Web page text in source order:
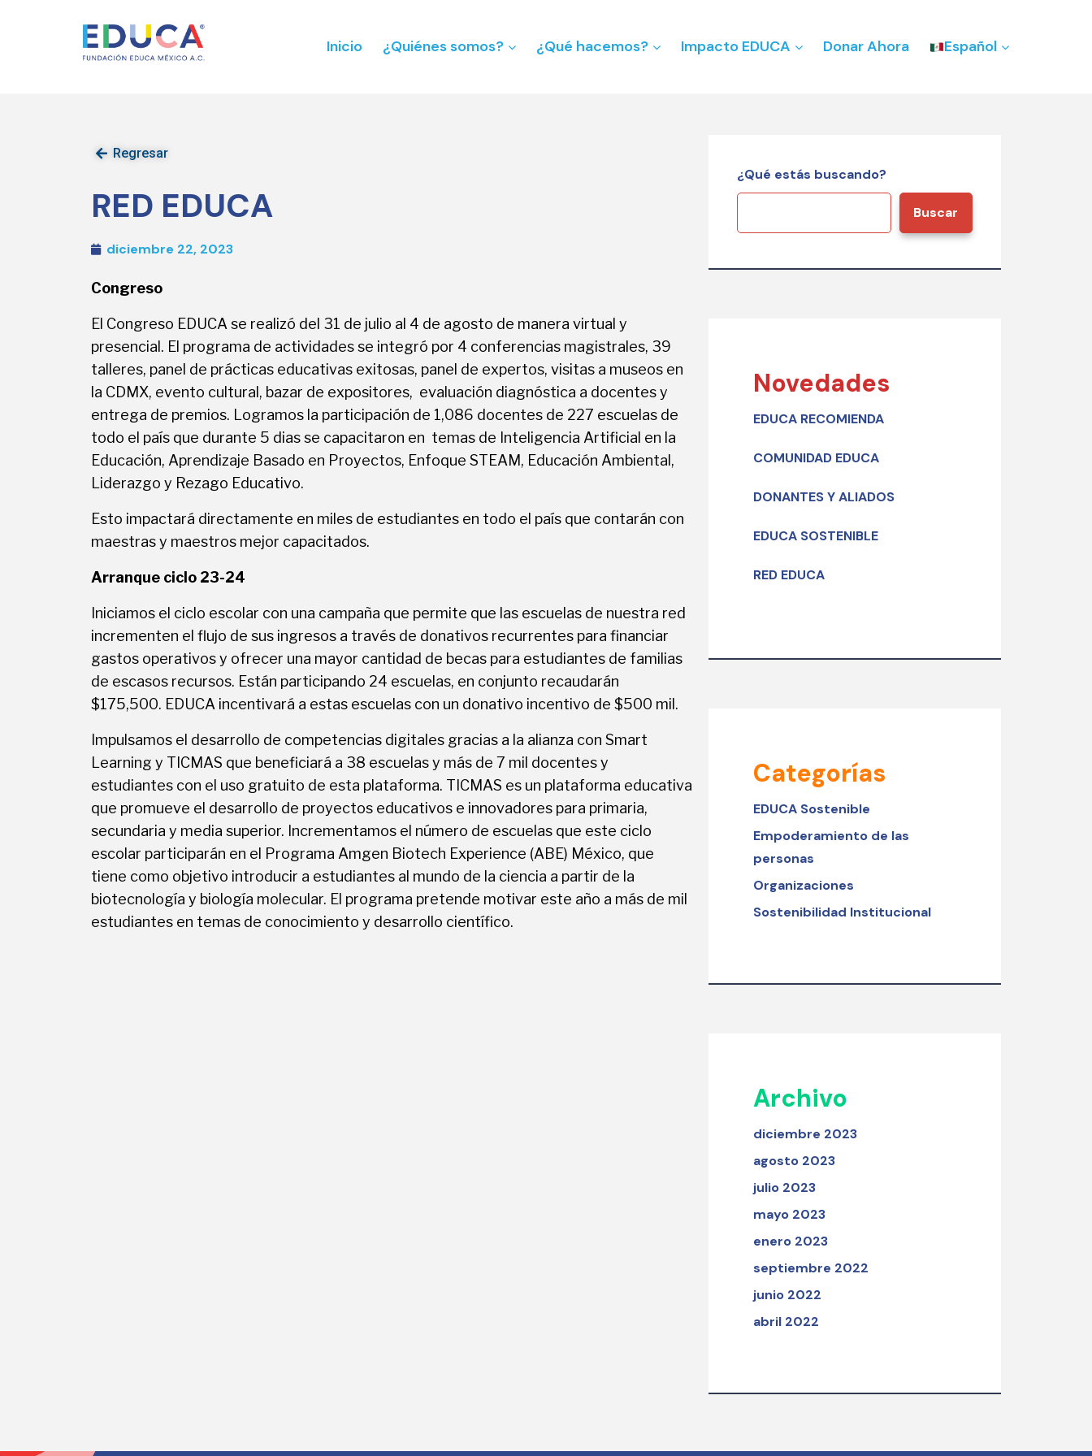
Inicio ¿Quiénes somos? ¿Qué hacemos? Impacto EDUCA Donar Ahora Español
Regresar
RED EDUCA
diciembre 22, 2023
Congreso
El Congreso EDUCA se realizó del 31 de julio al 4 de agosto de manera virtual y
presencial. El programa de actividades se integró por 4 conferencias magistrales, 39
talleres, panel de prácticas educativas exitosas, panel de expertos, visitas a museos en
la CDMX, evento cultural, bazar de expositores, evaluación diagnóstica a docentes y
entrega de premios. Logramos la participación de 1,086 docentes de 227 escuelas de
todo el país que durante 5 dias se capacitaron en temas de Inteligencia Artificial en la
Educación, Aprendizaje Basado en Proyectos, Enfoque STEAM, Educación Ambiental,
Liderazgo y Rezago Educativo.
Esto impactará directamente en miles de estudiantes en todo el país que contarán con
maestras y maestros mejor capacitados.
Arranque ciclo 23-24
Iniciamos el ciclo escolar con una campaña que permite que las escuelas de nuestra red
incrementen el flujo de sus ingresos a través de donativos recurrentes para financiar
gastos operativos y ofrecer una mayor cantidad de becas para estudiantes de familias
de escasos recursos. Están participando 24 escuelas, en conjunto recaudarán
$175,500. EDUCA incentivará a estas escuelas con un donativo incentivo de $500 mil.
Impulsamos el desarrollo de competencias digitales gracias a la alianza con Smart
Learning y TICMAS que beneficiará a 38 escuelas y más de 7 mil docentes y
estudiantes con el uso gratuito de esta plataforma. TICMAS es un plataforma educativa
que promueve el desarrollo de proyectos educativos e innovadores para primaria,
secundaria y media superior. Incrementamos el número de escuelas que este ciclo
escolar participarán en el Programa Amgen Biotech Experience (ABE) México, que
tiene como objetivo introducir a estudiantes al mundo de la ciencia a partir de la
biotecnología y biología molecular. El programa pretende motivar este año a más de mil
estudiantes en temas de conocimiento y desarrollo científico.
¿Qué estás buscando?
Buscar
Novedades
EDUCA RECOMIENDA
COMUNIDAD EDUCA
DONANTES Y ALIADOS
EDUCA SOSTENIBLE
RED EDUCA
Categorías
EDUCA Sostenible
Empoderamiento de las
personas
Organizaciones
Sostenibilidad Institucional
Archivo
diciembre 2023
agosto 2023
julio 2023
mayo 2023
enero 2023
septiembre 2022
junio 2022
abril 2022